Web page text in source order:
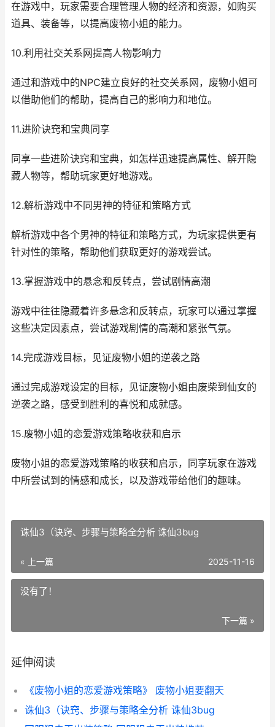
在游戏中，玩家需要合理管理人物的经济和资源，如购买
道具、装备等，以提高废物小姐的能力。
10.利用社交关系网提高人物影响力
通过和游戏中的NPC建立良好的社交关系网，废物小姐可
以借助他们的帮助，提高自己的影响力和地位。
11.进阶诀窍和宝典同享
同享一些进阶诀窍和宝典，如怎样迅速提高属性、解开隐
藏人物等，帮助玩家更好地游戏。
12.解析游戏中不同男神的特征和策略方式
解析游戏中各个男神的特征和策略方式，为玩家提供更有
针对性的策略，帮助他们获取更好的游戏尝试。
13.掌握游戏中的悬念和反转点，尝试剧情高潮
游戏中往往隐藏着许多悬念和反转点，玩家可以通过掌握
这些决定因素点，尝试游戏剧情的高潮和紧张气氛。
14.完成游戏目标，见证废物小姐的逆袭之路
通过完成游戏设定的目标，见证废物小姐由废柴到仙女的
逆袭之路，感受到胜利的喜悦和成就感。
15.废物小姐的恋爱游戏策略收获和启示
废物小姐的恋爱游戏策略的收获和启示，同享玩家在游戏
中所尝试到的情感和成长，以及游戏带给他们的趣味。
诛仙3（诀窍、步骤与策略全分析 诛仙3bug
« 上一篇 2025-11-16
没有了！
下一篇 »
延伸阅读
《废物小姐的恋爱游戏策略》 废物小姐要翻天
诛仙3（诀窍、步骤与策略全分析 诛仙3bug